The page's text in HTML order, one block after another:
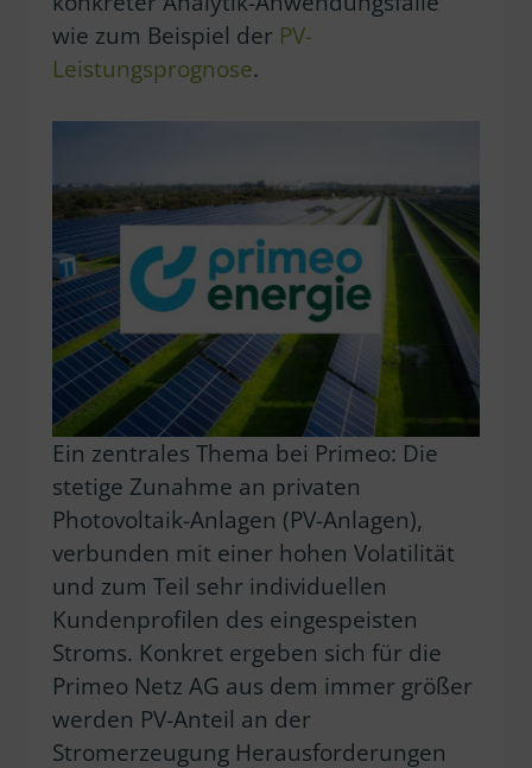
wie zum Beispiel der PV-
Leistungsprognose.
Ein zentrales Thema bei Primeo: Die
stetige Zunahme an privaten
Photovoltaik-Anlagen (PV-Anlagen),
verbunden mit einer hohen Volatilität
und zum Teil sehr individuellen
Kundenprofilen des eingespeisten
Stroms. Konkret ergeben sich für die
Primeo Netz AG aus dem immer größer
werden PV-Anteil an der
Stromerzeugung Herausforderungen